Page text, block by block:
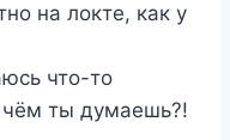
на локте, как у
что-то
ты думаешь?!